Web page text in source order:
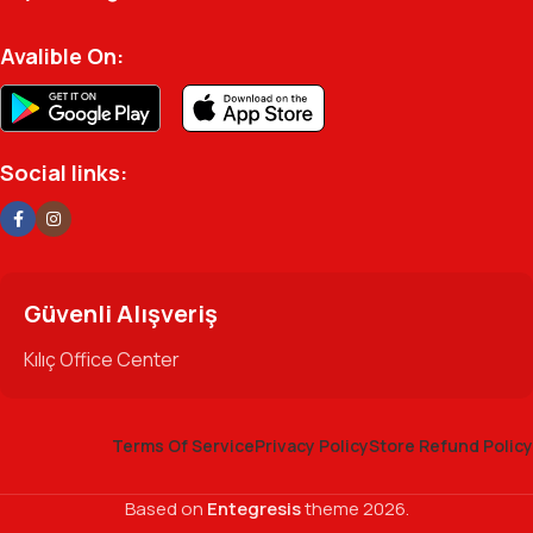
profesyonel kadromuzla hizmetinizdeyiz.
Avalible On:
Social links:
Güvenli Alışveriş
Kılıç Office Center
Terms Of ServicePrivacy PolicyStore Refund Policy
Based on Entegresistheme2026.